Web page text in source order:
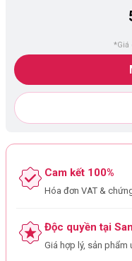
*Giá
Cam kết 100%
Hóa đơn VAT &
Độc quyền tại
Giá hợp lý, sản phẩm